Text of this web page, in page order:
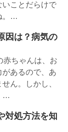
ことだらけで
。…
因は？病気の
赤ちゃんは、お
あるので、あ
ん。しかし、
…
対処方法を知